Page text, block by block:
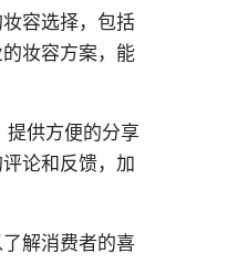
容选择，包括
妆容方案，能
提供方便的分享
论和反馈，加
解消费者的喜